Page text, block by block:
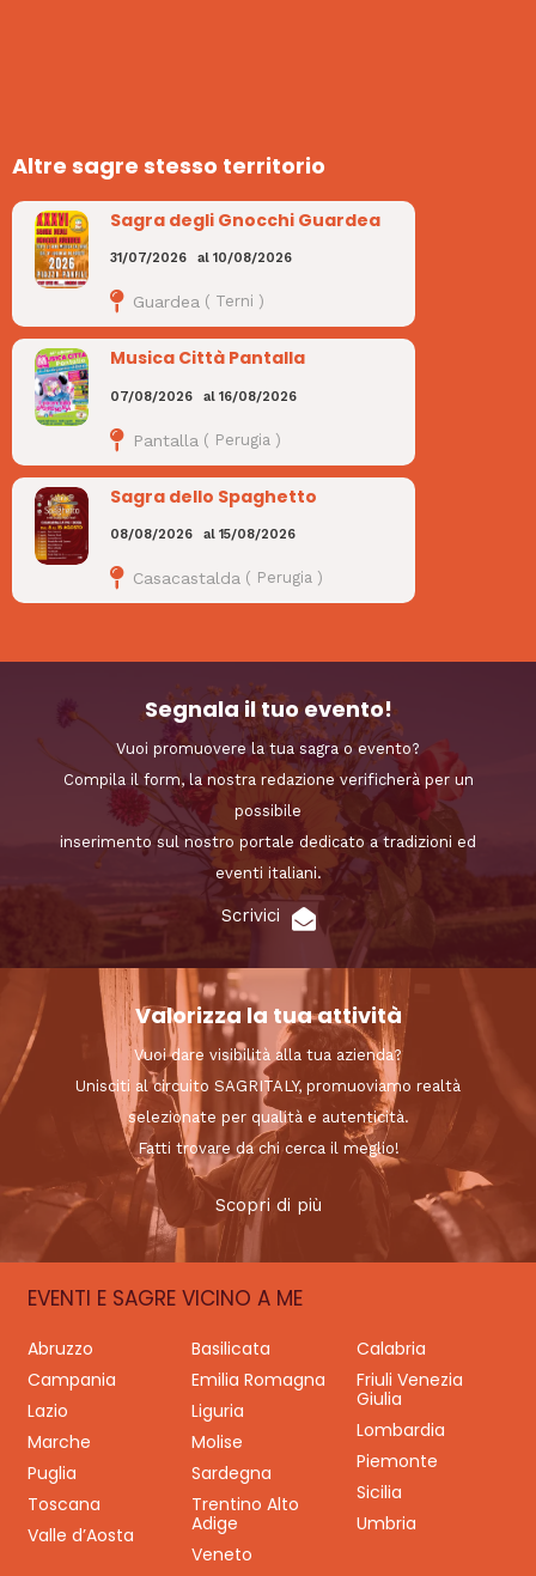
Altre sagre stesso territorio
Sagra degli Gnocchi Guardea
31/07/2026 al10/08/2026
Guardea ( Terni )
Musica Città Pantalla
07/08/2026 al16/08/2026
Pantalla ( Perugia )
Sagra dello Spaghetto
08/08/2026 al15/08/2026
Casacastalda ( Perugia )
Segnala il tuo evento!
Vuoi promuovere la tua sagra o evento?
Compila il form, la nostra redazione verificherà per un
possibile
inserimento sul nostro portale dedicato a tradizioni ed
eventi italiani.
Scrivici
Valorizza la tua attività
Vuoi dare visibilità alla tua azienda?
Unisciti al circuito SAGRITALY, promuoviamo realtà
selezionate per qualità e autenticità.
Fatti trovare da chi cerca il meglio!
Scopri di più
EVENTI E SAGRE VICINO A ME
Abruzzo Basilicata
Calabria
Campania
Emilia Romagna
Friuli Venezia
Giulia
Lazio
Liguria
Lombardia
Marche
Molise
Piemonte
Puglia
Sardegna
Sicilia
Toscana
Trentino Alto
Adige
Umbria
Valle d’Aosta
Veneto